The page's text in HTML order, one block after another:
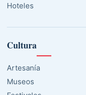
Hoteles
Cultura
Artesanía
Museos